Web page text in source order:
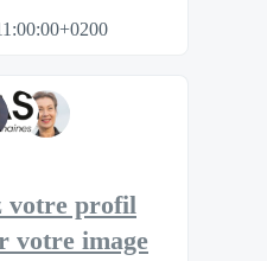
votre profil
votre image